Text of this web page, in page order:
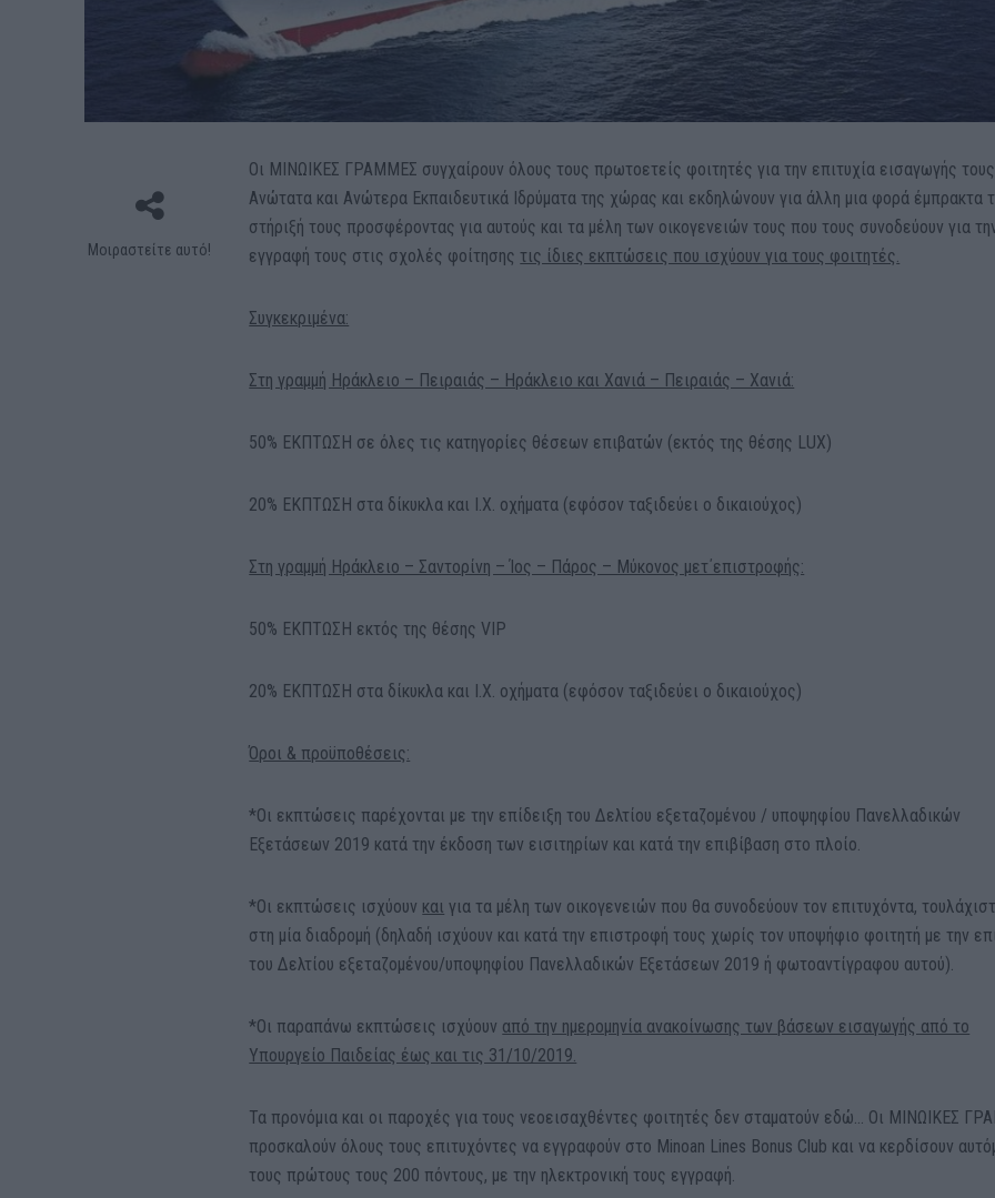
Μοιραστείτε αυτό!
Οι ΜΙΝΩΙΚΕΣ ΓΡΑΜΜΕΣ συγχαίρουν όλους τους πρωτοετείς φοιτητές για την επιτυχία εισαγωγής
Ανώτατα και Ανώτερα Εκπαιδευτικά Ιδρύματα της χώρας και εκδηλώνουν για άλλη μια φορά έμπρακτα
στήριξή τους προσφέροντας για αυτούς και τα μέλη των οικογενειών τους που τους συνοδεύουν για
εγγραφή τους στις σχολές φοίτησηςτις ίδιες εκπτώσεις που ισχύουν για τους φοιτητές.
Συγκεκριμένα:
Στη γραμμή Ηράκλειο – Πειραιάς – Ηράκλειο και Χανιά – Πειραιάς – Χανιά:
50% ΕΚΠΤΩΣΗ σε όλες τις κατηγορίες θέσεων επιβατών (εκτός της θέσης LUX)
20% ΕΚΠΤΩΣΗ στα δίκυκλα και Ι.Χ. οχήματα (εφόσον ταξιδεύει ο δικαιούχος)
Στη γραμμή Ηράκλειο – Σαντορίνη – Ίος – Πάρος – Μύκονος μετ΄επιστροφής:
50% ΕΚΠΤΩΣΗ εκτός της θέσης VIP
20% ΕΚΠΤΩΣΗ στα δίκυκλα και Ι.Χ. οχήματα (εφόσον ταξιδεύει ο δικαιούχος)
Όροι & προϋποθέσεις:
*Οι εκπτώσεις παρέχονται με την επίδειξη του Δελτίου εξεταζομένου / υποψηφίου Πανελλαδικών
Εξετάσεων 2019 κατά την έκδοση των εισιτηρίων και κατά την επιβίβαση στο πλοίο.
*Οι εκπτώσεις ισχύουν και για τα μέλη των οικογενειών που θα συνοδεύουν τον επιτυχόντα,
στη μία διαδρομή (δηλαδή ισχύουν και κατά την επιστροφή τους χωρίς τον υποψήφιο φοιτητή με την
του Δελτίου εξεταζομένου/υποψηφίου Πανελλαδικών Εξετάσεων 2019 ή φωτοαντίγραφου αυτού).
*Οι παραπάνω εκπτώσεις ισχύουν από την ημερομηνία ανακοίνωσης των βάσεων εισαγωγής από το
Υπουργείο Παιδείας έως και τις 31/10/2019.
Τα προνόμια και οι παροχές για τους νεοεισαχθέντες φοιτητές δεν σταματούν εδώ… Οι ΜΙΝΩΙΚΕΣ
προσκαλούν όλους τους επιτυχόντες να εγγραφούν στο Minoan Lines Bonus Club και να κερδίσουν
τους πρώτους τους 200 πόντους, με την ηλεκτρονική τους εγγραφή.